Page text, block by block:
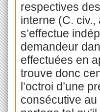
respectives
interne (C. civ.,
s’effectue
demandeur
effectuées en
trouve donc
l’octroi d’une
consécutive au